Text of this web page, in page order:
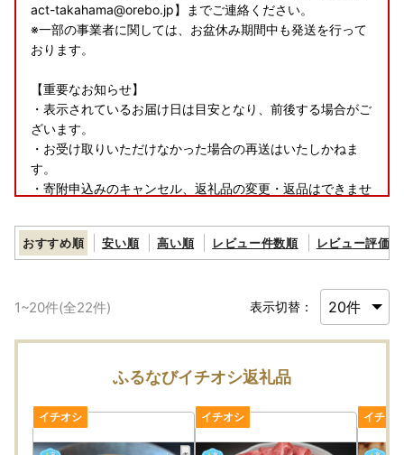
act-takahama@orebo.jp】までご連絡ください。
※一部の事業者に関しては、お盆休み期間中も発送を行って
おります。
【重要なお知らせ】
・表示されているお届け日は目安となり、前後する場合がご
ざいます。
・お受け取りいただけなかった場合の再送はいたしかねま
す。
・寄附申込みのキャンセル、返礼品の変更・返品はできませ
あらかじめご了承ください。
〈プライバシーポリシー（個人情報保護方針）について〉
お客様からいただいた個人情報は、高浜町が責任をもって管
理し、関係法令で定められた場合を除き、第三者に譲渡した
り、提供したりすることはございません。なお、お客様から
いただいた個人情報は、商品の発送、事務連絡、いただいた
ふるさと納税の使い道に関する報告、高浜町が主催・出展す
るふるさと納税関連イベント情報の提供及び高浜町のふるさ
と納税に関する情報提供のために使用させていただき、その
おすすめ順 安い順 高い順 レビュー件数順 レビュー評価順
1~20件(全22件) 表示切替：
ふるなびイチオシ返礼品